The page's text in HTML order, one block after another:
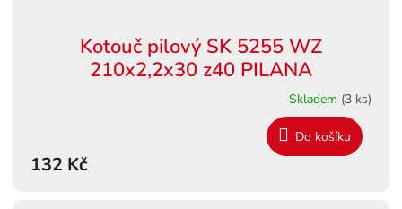
Kotouč pilový SK 5255 WZ
210x2,2x30 z40 PILANA
Skladem (3 ks)
132 Kč
Do košíku